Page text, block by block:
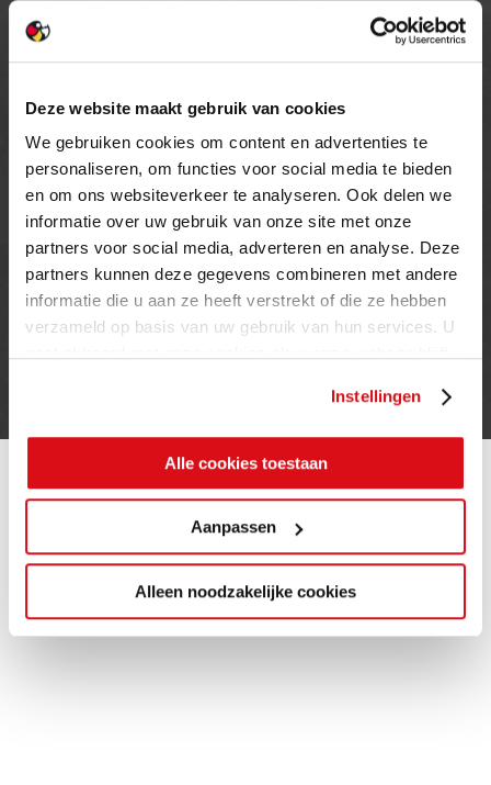
Deze website maakt gebruik van cookies
We gebruiken cookies om content en advertenties te
personaliseren, om functies voor social media te bieden
en om ons websiteverkeer te analyseren. Ook delen we
informatie over uw gebruik van onze site met onze
partners voor social media, adverteren en analyse. Deze
partners kunnen deze gegevens combineren met andere
informatie die u aan ze heeft verstrekt of die ze hebben
verzameld op basis van uw gebruik van hun services. U
Instellingen
Alle cookies toestaan
Aanpassen
Alleen noodzakelijke cookies
08.00 TOT 17.00 UUR
09.00 TOT 12.00 UUR
ZONDAG
GESLOTEN
INFORMATIE
Privacy verklaring
Cookie beleid